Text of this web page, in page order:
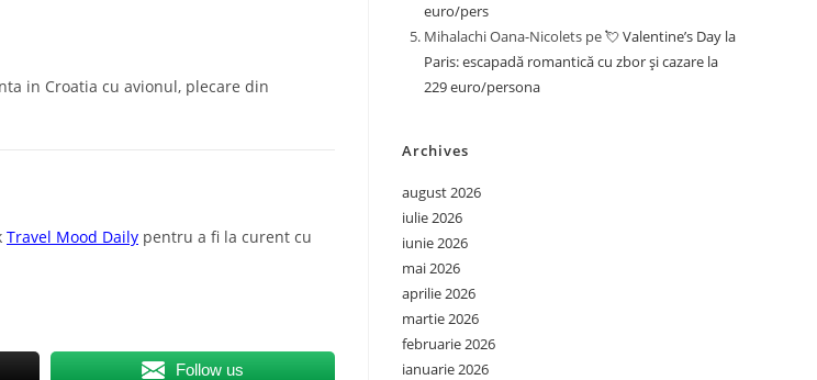
in Croatia cu avionul, plecare din
Travel Mood Daily pentru a fi la curent cu
Follow us
euro/pers
Mihalachi Oana-Nicolets pe💘 Valentine’s Day la
Paris: escapadă romantică cu zbor și cazare la
229 euro/persona
Archives
august 2026
iulie 2026
iunie 2026
mai 2026
aprilie 2026
martie 2026
februarie 2026
ianuarie 2026